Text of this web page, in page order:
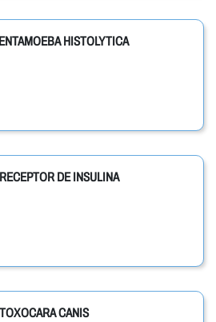
HISTOLYTICA
DE INSULINA
CANIS